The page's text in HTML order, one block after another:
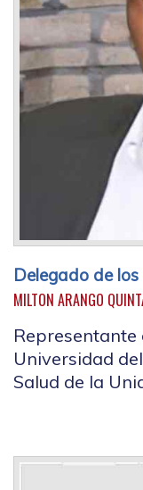
Delegado de
MILTON ARANGO
Representante
Universidad
Salud de la